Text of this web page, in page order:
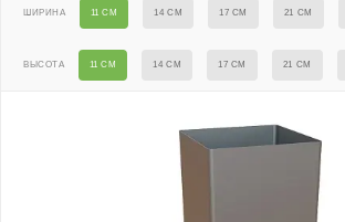
ШИРИНА 11 СМ 14 СМ 17 СМ 21 СМ
ВЫСОТА 11 СМ 14 СМ 17 СМ 21 СМ